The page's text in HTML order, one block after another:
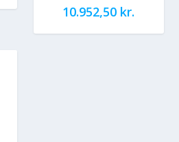
10.952,50 kr.